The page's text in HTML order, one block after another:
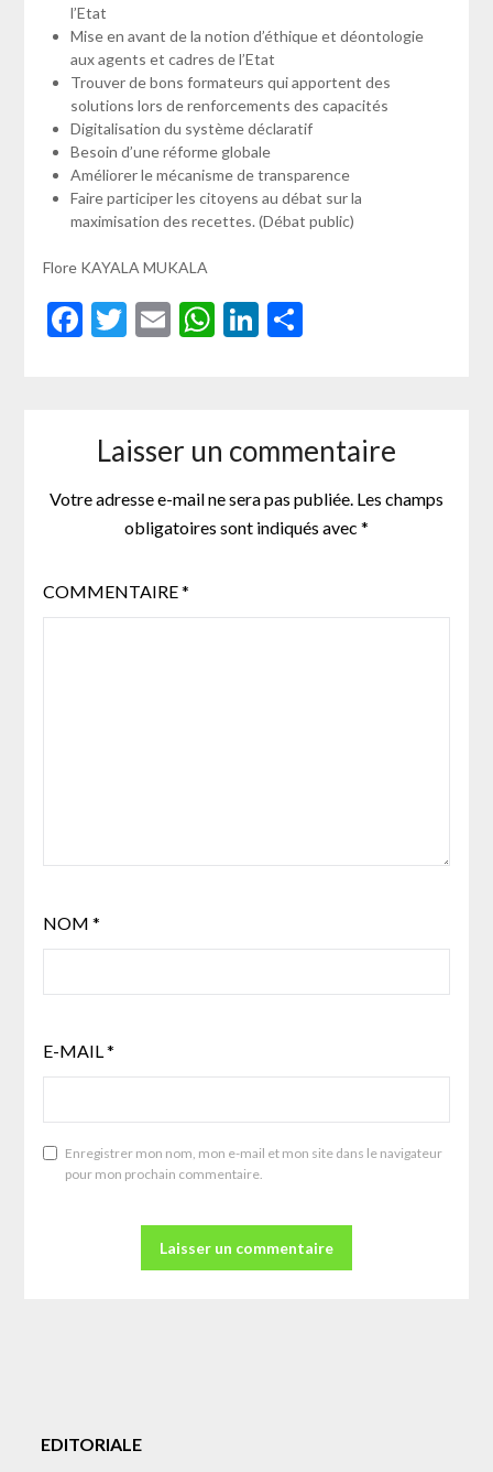
l’Etat
Mise en avant de la notion d’éthique et déontologie
aux agents et cadres de l’Etat
Trouver de bons formateurs qui apportent des
solutions lors de renforcements des capacités
Digitalisation du système déclaratif
Besoin d’une réforme globale
Améliorer le mécanisme de transparence
Faire participer les citoyens au débat sur la
maximisation des recettes. (Débat public)
Flore KAYALA MUKALA
Facebook
Twitter
EmailWhatsApp
LinkedIn
Partager
Laisser un commentaire
Votre adresse e-mail ne sera pas publiée. Les champs
obligatoires sont indiqués avec *
COMMENTAIRE*
NOM *
E-MAIL*
Enregistrer mon nom, mon e-mail et mon site dans le navigateur
pour mon prochain commentaire.
EDITORIALE